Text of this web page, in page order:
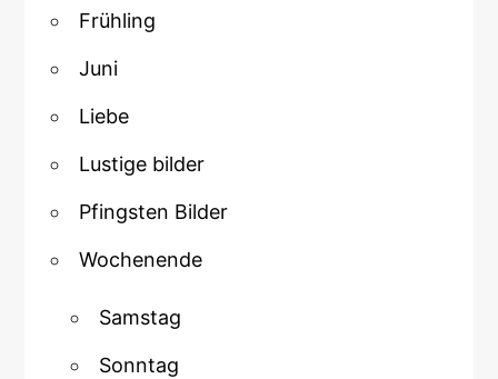
Frühling
Juni
Liebe
Lustige bilder
Pfingsten Bilder
Wochenende
Samstag
Sonntag